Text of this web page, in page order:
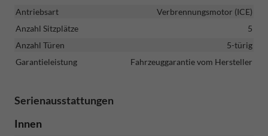
Antriebsart
Verbrennungsmotor (ICE)
Anzahl Sitzplätze
5
Anzahl Türen
5-türig
Garantieleistung
Fahrzeuggarantie vom Hersteller
Serienausstattungen
Innen